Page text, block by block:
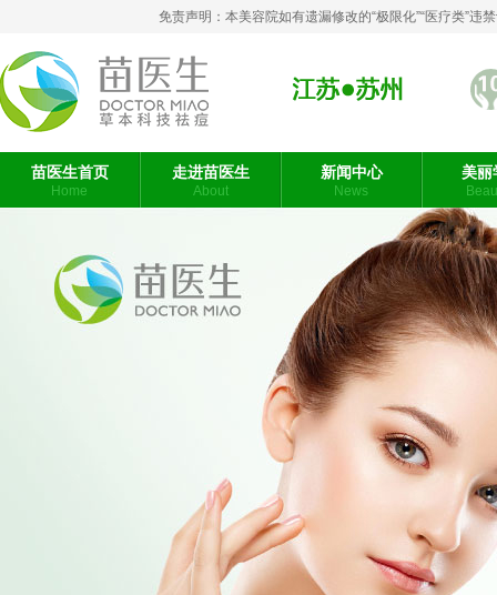
免责声明：本美容院如有遗漏修改的“极限化”“医疗类”
苗医生首页
Home
走进苗医生
About
新闻中心
News
美丽